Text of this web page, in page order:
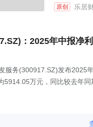
原创 乐居
：2025年中报净
服务(300917.SZ)发布2025
5914.05万元，同比较去年同